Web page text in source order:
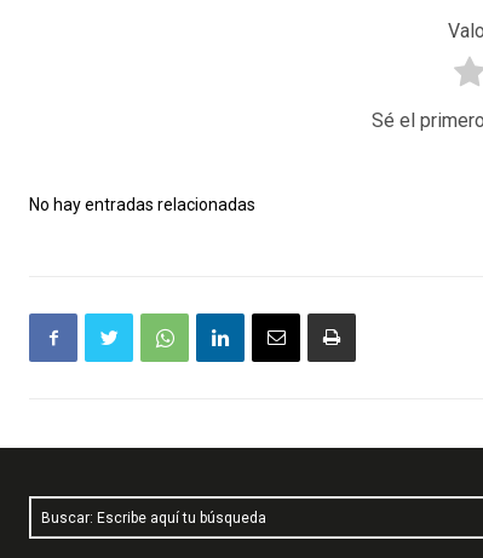
Sé el
No hay entradas relacionadas
Buscar: Escribe aquí tu búsqueda